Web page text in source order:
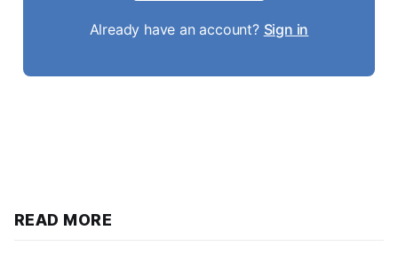
Already have an account? Sign in
READ MORE